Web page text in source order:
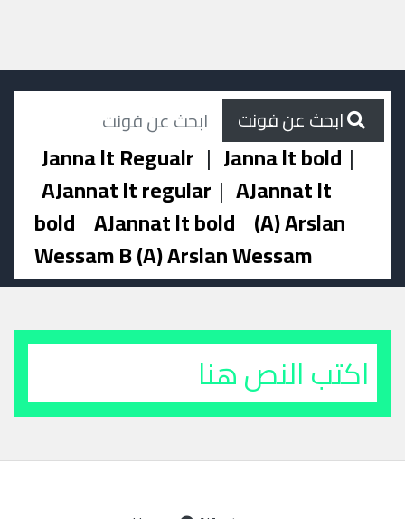
Janna lt Regualr | Janna lt bold |
AJannat lt regular | AJannat lt
bold AJannat lt bold (A) Arslan
Wessam B (A) Arslan Wessam